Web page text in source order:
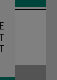
öffnen